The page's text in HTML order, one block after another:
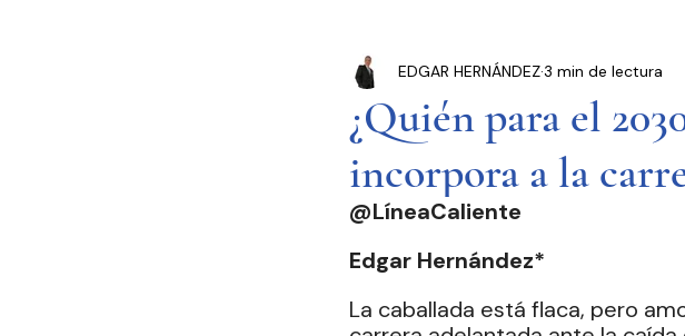
Congreso Cdmx Presidencia
Seguridad Pública Ciudad de México
Estados y Municipios Partidos Políticos
¿Quién para el
incorpora a la
EDGAR HERNÁNDEZ3 min de lectura
@LíneaCaliente
Edgar Hernández*
La caballada está flaca, pero